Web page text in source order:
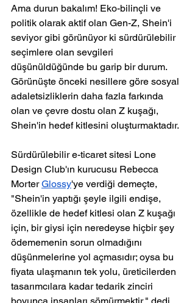
Ama durun bakalım! Eko-bilinçli ve
politik olarak aktif olan Gen-Z, Shein'i
seviyor gibi görünüyor ki sürdürülebilir
seçimlere olan sevgileri
düşünüldüğünde bu garip bir durum.
Görünüşte önceki nesillere göre sosyal
adaletsizliklerin daha fazla farkında
olan ve çevre dostu olan Z kuşağı,
Shein'in hedef kitlesini oluşturmaktadır.
Sürdürülebilir e-ticaret sitesi Lone
Design Club'ın kurucusu Rebecca
Morter Glossy'ye verdiği demeçte,
"Shein'in yaptığı şeyle ilgili endişe,
özellikle de hedef kitlesi olan Z kuşağı
için, bir giysi için neredeyse hiçbir şey
ödememenin sorun olmadığını
düşünmelerine yol açmasıdır; oysa bu
fiyata ulaşmanın tek yolu, üreticilerden
tasarımcılara kadar tedarik zinciri